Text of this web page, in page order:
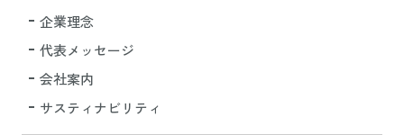
企業理念
代表メッセージ
会社案内
サスティナビリティ